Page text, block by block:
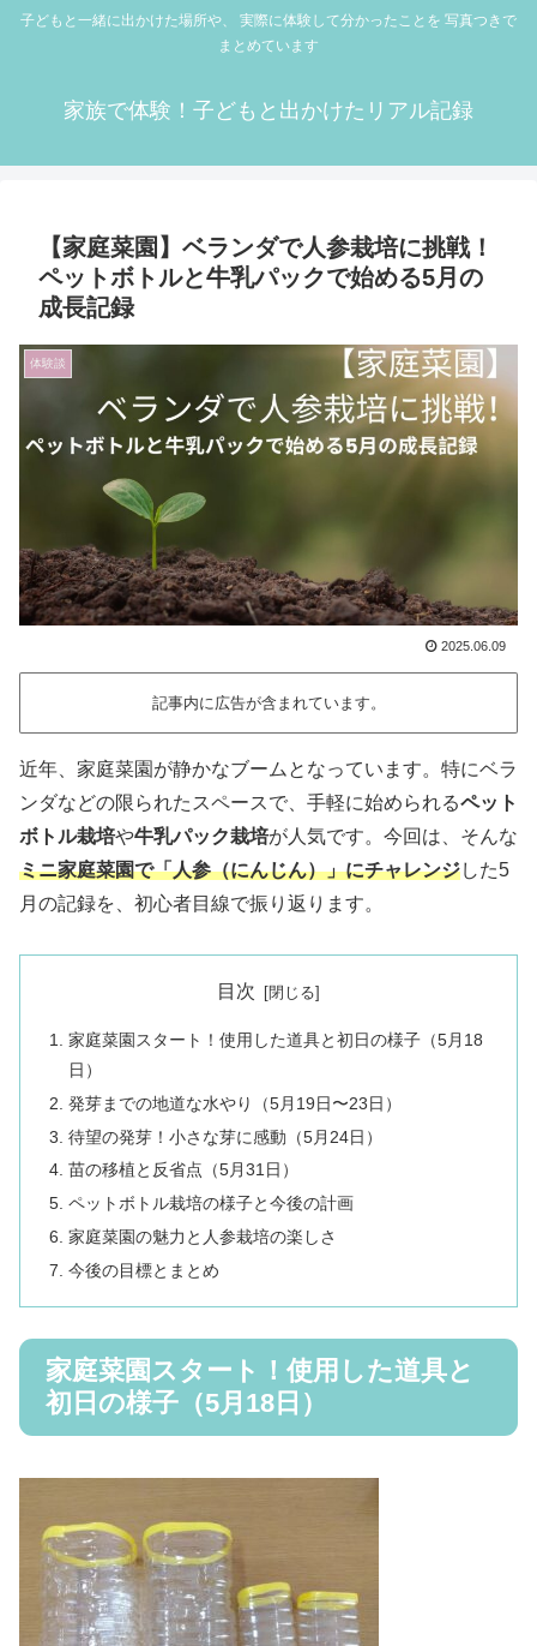
子どもと一緒に出かけた場所や、 実際に体験して分かったことを 写真つきで
まとめています
家族で体験！子どもと出かけたリアル記録
【家庭菜園】ベランダで人参栽培に挑戦！
ペットボトルと牛乳パックで始める5月の
成長記録
体験談
2025.06.09
記事内に広告が含まれています。
近年、家庭菜園が静かなブームとなっています。特にベラ
ンダなどの限られたスペースで、手軽に始められるペット
ボトル栽培や牛乳パック栽培が人気です。今回は、そんな
ミニ家庭菜園で「人参（にんじん）」にチャレンジした5
月の記録を、初心者目線で振り返ります。
目次
家庭菜園スタート！使用した道具と初日の様子（5月18
日）
発芽までの地道な水やり（5月19日〜23日）
待望の発芽！小さな芽に感動（5月24日）
苗の移植と反省点（5月31日）
ペットボトル栽培の様子と今後の計画
家庭菜園の魅力と人参栽培の楽しさ
今後の目標とまとめ
家庭菜園スタート！使用した道具と
初日の様子（5月18日）